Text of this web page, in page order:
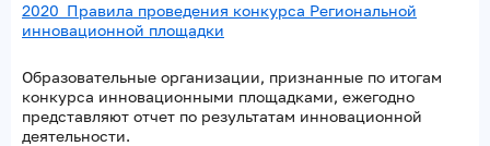
2020_Правила проведения конкурса Региональной
инновационной площадки
Образовательные организации, признанные по итогам
конкурса инновационными площадками, ежегодно
представляют отчет по результатам инновационной
деятельности.